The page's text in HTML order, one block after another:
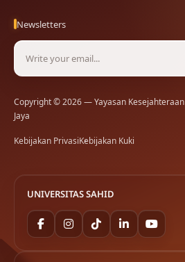
Newsletters
Copyright © 2026 — Yayasan
Jaya
Kebijakan PrivasiKebijakan Kuki
UNIVERSITAS SAHID